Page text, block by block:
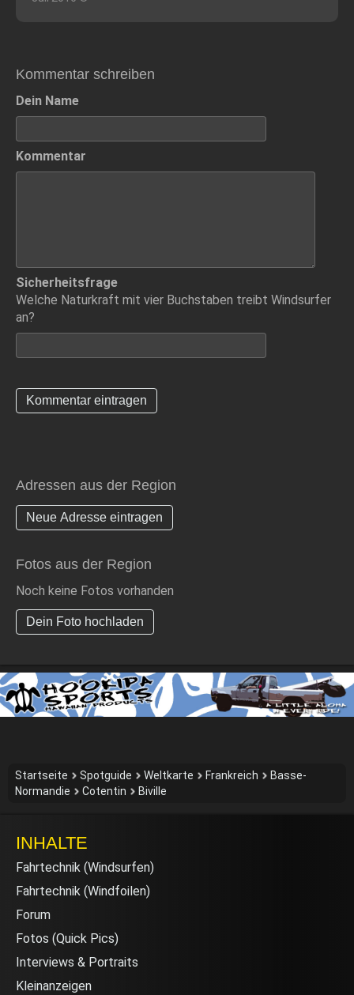
Kommentar schreiben
Dein Name
Kommentar
Sicherheitsfrage
Welche Naturkraft mit vier Buchstaben treibt Windsurfer
an?
Adressen aus der Region
Neue Adresse eintragen
Fotos aus der Region
Noch keine Fotos vorhanden
Dein Foto hochladen
Startseite Spotguide Weltkarte Frankreich
Basse-
Normandie
Cotentin Biville
INHALTE
Fahrtechnik (Windsurfen)
Fahrtechnik (Windfoilen)
Forum
Fotos (Quick Pics)
Interviews & Portraits
Kleinanzeigen